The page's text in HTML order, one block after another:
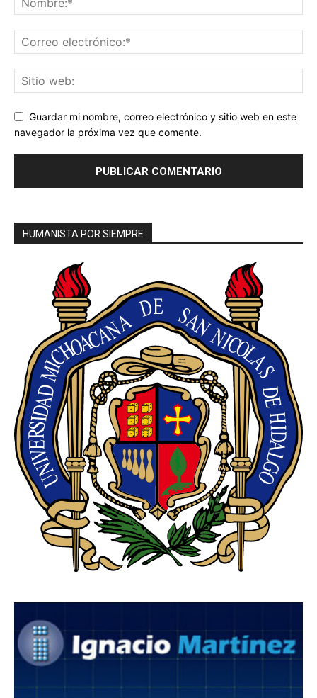
Guardar mi nombre, correo electrónico y sitio web en este
navegador la próxima vez que comente.
HUMANISTA POR SIEMPRE